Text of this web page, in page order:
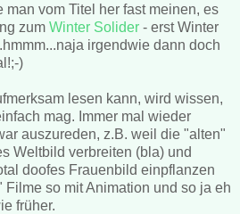
man vom Titel her fast meinen, es
zum Winter Solider - erst Winter
irgendwie dann doch
)
lesen kann, wird wissen,
mag. Immer mal wieder
auszureden, z.B. weil die "alten"
Weltbild verbreiten (bla) und
doofes Frauenbild einpflanzen
so mit Animation und so ja eh
früher.